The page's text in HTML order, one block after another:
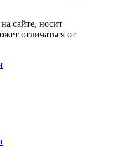
сайте, носит
отличаться от